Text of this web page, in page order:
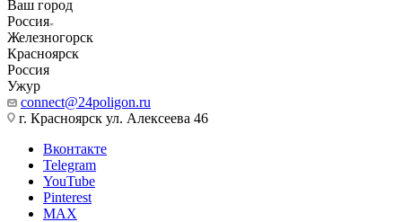
Ваш город
Россия
Железногорск
Красноярск
Россия
Ужур
connect@24poligon.ru
г. Красноярск ул. Алексеева 46
Вконтакте
Telegram
YouTube
Pinterest
MAX